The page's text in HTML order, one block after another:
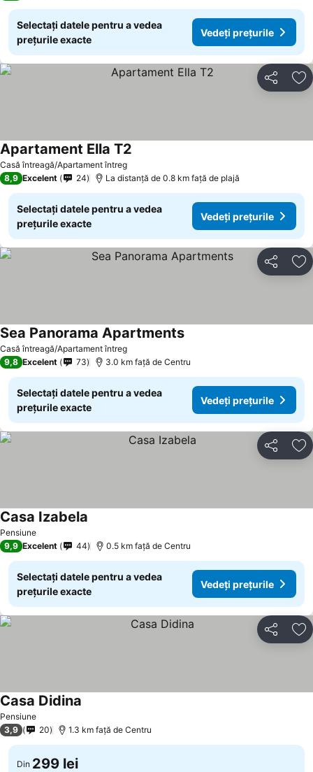
Selectați datele pentru a vedea
prețurile exacte
Vedeți prețurile
Distribuiți
Casă întreagă/Apartament întreg
Apartament Ella T2
8,9 Excelent 24 La distanță de 0.8 km față de plajă
Selectați datele pentru a vedea
prețurile exacte
Vedeți prețurile
Distribuiți
Casă întreagă/Apartament întreg
Sea Panorama ApartmentsVedeți prețurile
9,8 Excelent 73 3.0 km faţă de Centru
Selectați datele pentru a vedea
prețurile exacte
Vedeți prețurile
Distribuiți
Pensiune
Casa Izabela
9,9 Excelent 44 0.5 km faţă de Centru
Selectați datele pentru a vedea
prețurile exacte
Vedeți prețurile
Distribuiți
Pensiune
Casa Didina
3,9 20 1.3 km faţă de Centru
Din 299 lei